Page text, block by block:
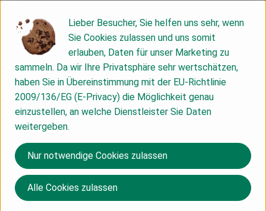
✓ Deutscher Qualitätswein
✓ Wein aus ökologischem Anbau (DE-ÖKO-022)
✓ Rebsorte: Frühburgunder
✓ Jahrgang 2023
✓ Bereich Meissen, Sachsen
✓ 750 ml Flasche
✓ Alk. 12,5% vol.
✓ Restzucker 0,4 g/l, Gesamtsäure 6,3 g/l
✓ Abfüller: Martin Biedermann und Dirk Dobiéy GbR =
Cambium Compagnie
✓ Enthält Sulfite
Lieber Besucher, Sie helfen uns sehr, wenn
Sie Cookies zulassen und uns somit
erlauben, Daten für unser Marketing zu
sammeln. Da wir Ihre Privatsphäre sehr wertschätzen,
haben Sie in Übereinstimmung mit der EU-Richtlinie
2009/136/EG (E-Privacy) die Möglichkeit genau
einzustellen, an welche Dienstleister Sie Daten
weitergeben.
Nur notwendige Cookies zulassen
Alle Cookies zulassen